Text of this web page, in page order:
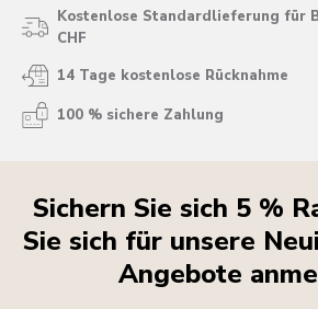
Kostenlose Standardlieferung für
CHF
14 Tage kostenlose Rücknahme
100 % sichere Zahlung
Sichern Sie sich 5 %
Sie sich für unsere
Angebote